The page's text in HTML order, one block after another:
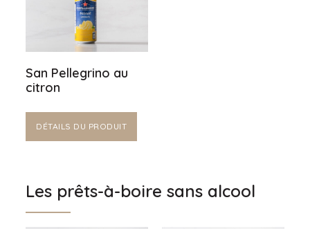
San Pellegrino au
citron
DÉTAILS DU PRODUIT
Les prêts-à-boire sans alcool